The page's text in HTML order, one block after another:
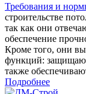
Требования и
строительстве
так как они
обеспечение
Кроме того, они
функций:
также
Подробнее